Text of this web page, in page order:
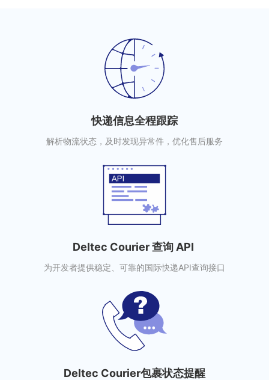
快递信息全程跟踪
解析物流状态，及时发现异常件，优化售后服务
Deltec Courier 查询 API
为开发者提供稳定、可靠的国际快递API查询接口
Deltec Courier包裹状态提醒